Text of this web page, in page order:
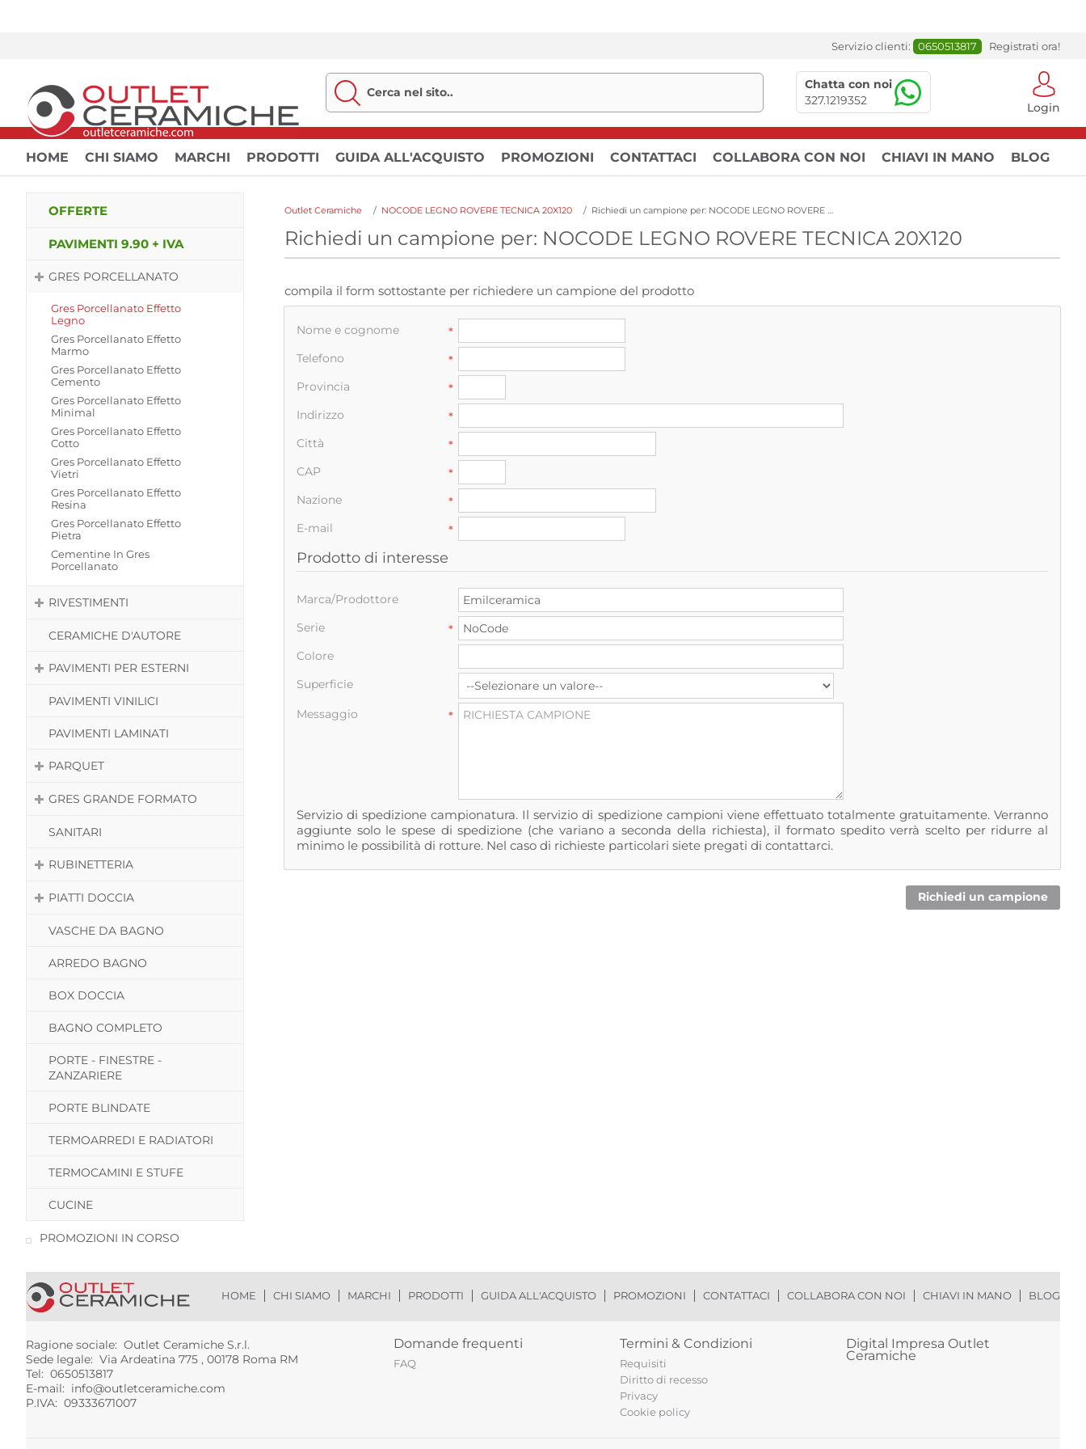
Servizio clienti: 0650513817 Registrati ora!
Chatta con noi
327.1219352
Login
HOME CHI SIAMO MARCHI PRODOTTI GUIDA ALL'ACQUISTO PROMOZIONI CONTATTACI COLLABORA CON NOI CHIAVI IN MANO BLOG
OFFERTE
PAVIMENTI 9.90 + IVA
GRES PORCELLANATO
Gres Porcellanato Effetto
Legno
Gres Porcellanato Effetto
Marmo
Gres Porcellanato Effetto
Cemento
Gres Porcellanato Effetto
Minimal
Gres Porcellanato Effetto
Cotto
Gres Porcellanato Effetto
Vietri
Gres Porcellanato Effetto
Resina
Gres Porcellanato Effetto
Pietra
Cementine In Gres
Porcellanato
RIVESTIMENTI
CERAMICHE D'AUTORE
PAVIMENTI PER ESTERNI
PAVIMENTI VINILICI
PAVIMENTI LAMINATI
PARQUET
GRES GRANDE FORMATO
SANITARI
RUBINETTERIA
PIATTI DOCCIA
VASCHE DA BAGNO
ARREDO BAGNO
BOX DOCCIA
BAGNO COMPLETO
PORTE - FINESTRE -
ZANZARIERE
PORTE BLINDATE
TERMOARREDI E RADIATORI
TERMOCAMINI E STUFE
CUCINE
PROMOZIONI IN CORSO
Outlet Ceramiche / NOCODE LEGNO ROVERE TECNICA 20X120 / Richiedi un campione per: NOCODE LEGNO ROVERE TECNICA 20X120
Richiedi un campione per: NOCODE LEGNO ROVERE TECNICA 20X120
compila il form sottostante per richiedere un campione del prodotto
Nome e cognome *
Telefono *
Provincia *
Indirizzo *
Città *
CAP *
Nazione *
E-mail *
Prodotto di interesse
Marca/Prodottore
Serie
*
Colore
Superficie
Messaggio *
Servizio di spedizione campionatura. Il servizio di spedizione campioni viene effettuato totalmente gratuitamente. Verranno
aggiunte solo le spese di spedizione (che variano a seconda della richiesta), il formato spedito verrà scelto per ridurre al
minimo le possibilità di rotture. Nel caso di richieste particolari siete pregati di contattarci.
HOME CHI SIAMO MARCHI PRODOTTI GUIDA ALL'ACQUISTO PROMOZIONI CONTATTACI COLLABORA CON NOI CHIAVI IN MANO BLOG
Ragione sociale: Outlet Ceramiche S.r.l.
Sede legale: Via Ardeatina 775 , 00178 Roma RM
Tel: 0650513817
E-mail: info@outletceramiche.com
P.IVA: 09333671007
Domande frequenti
FAQ
Termini & Condizioni
Requisiti
Diritto di recesso
Privacy
Cookie policy
Digital Impresa Outlet
Ceramiche